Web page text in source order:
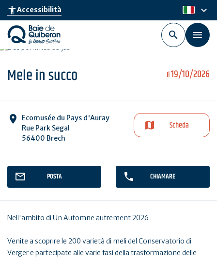
Skip
main
content
accessibility_newAccessibilità it
keyboard_arrow_down
Il19/10/2026
Mele in succo
Ecomusée du Pays d'Auray
Rue Park Segal
56400 Brech
Scheda
POSTA CHIAMARE
Nell'ambito di Un Automne autrement 2026
Venite a scoprire le 200 varietà di meli del Conservatorio di
Verger e partecipate alle varie fasi della trasformazione delle